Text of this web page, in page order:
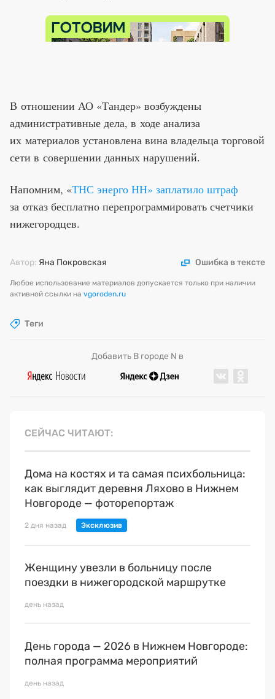
В отношении АО «Тандер» возбуждены
административные дела, в ходе анализа
их материалов установлена вина владельца торговой
сети в совершении данных нарушений.
Напомним, «ТНС энерго НН» заплатило штраф
за отказ бесплатно перепрограммировать счетчики
нижегородцев.
Автор: Яна Покровская Ошибка в тексте
Любое использование материалов допускается только при наличии
активной ссылки на vgoroden.ru
Теги
Добавить В городе N в
СЕЙЧАС ЧИТАЮТ
Дома на костях и та самая психбольница:
как выглядит деревня Ляхово в Нижнем
Новгороде — фоторепортаж
2 дня назад
Женщину увезли в больницу после
поездки в нижегородской маршрутке
день назад
День города — 2026 в Нижнем Новгороде:
полная программа мероприятий
день назад